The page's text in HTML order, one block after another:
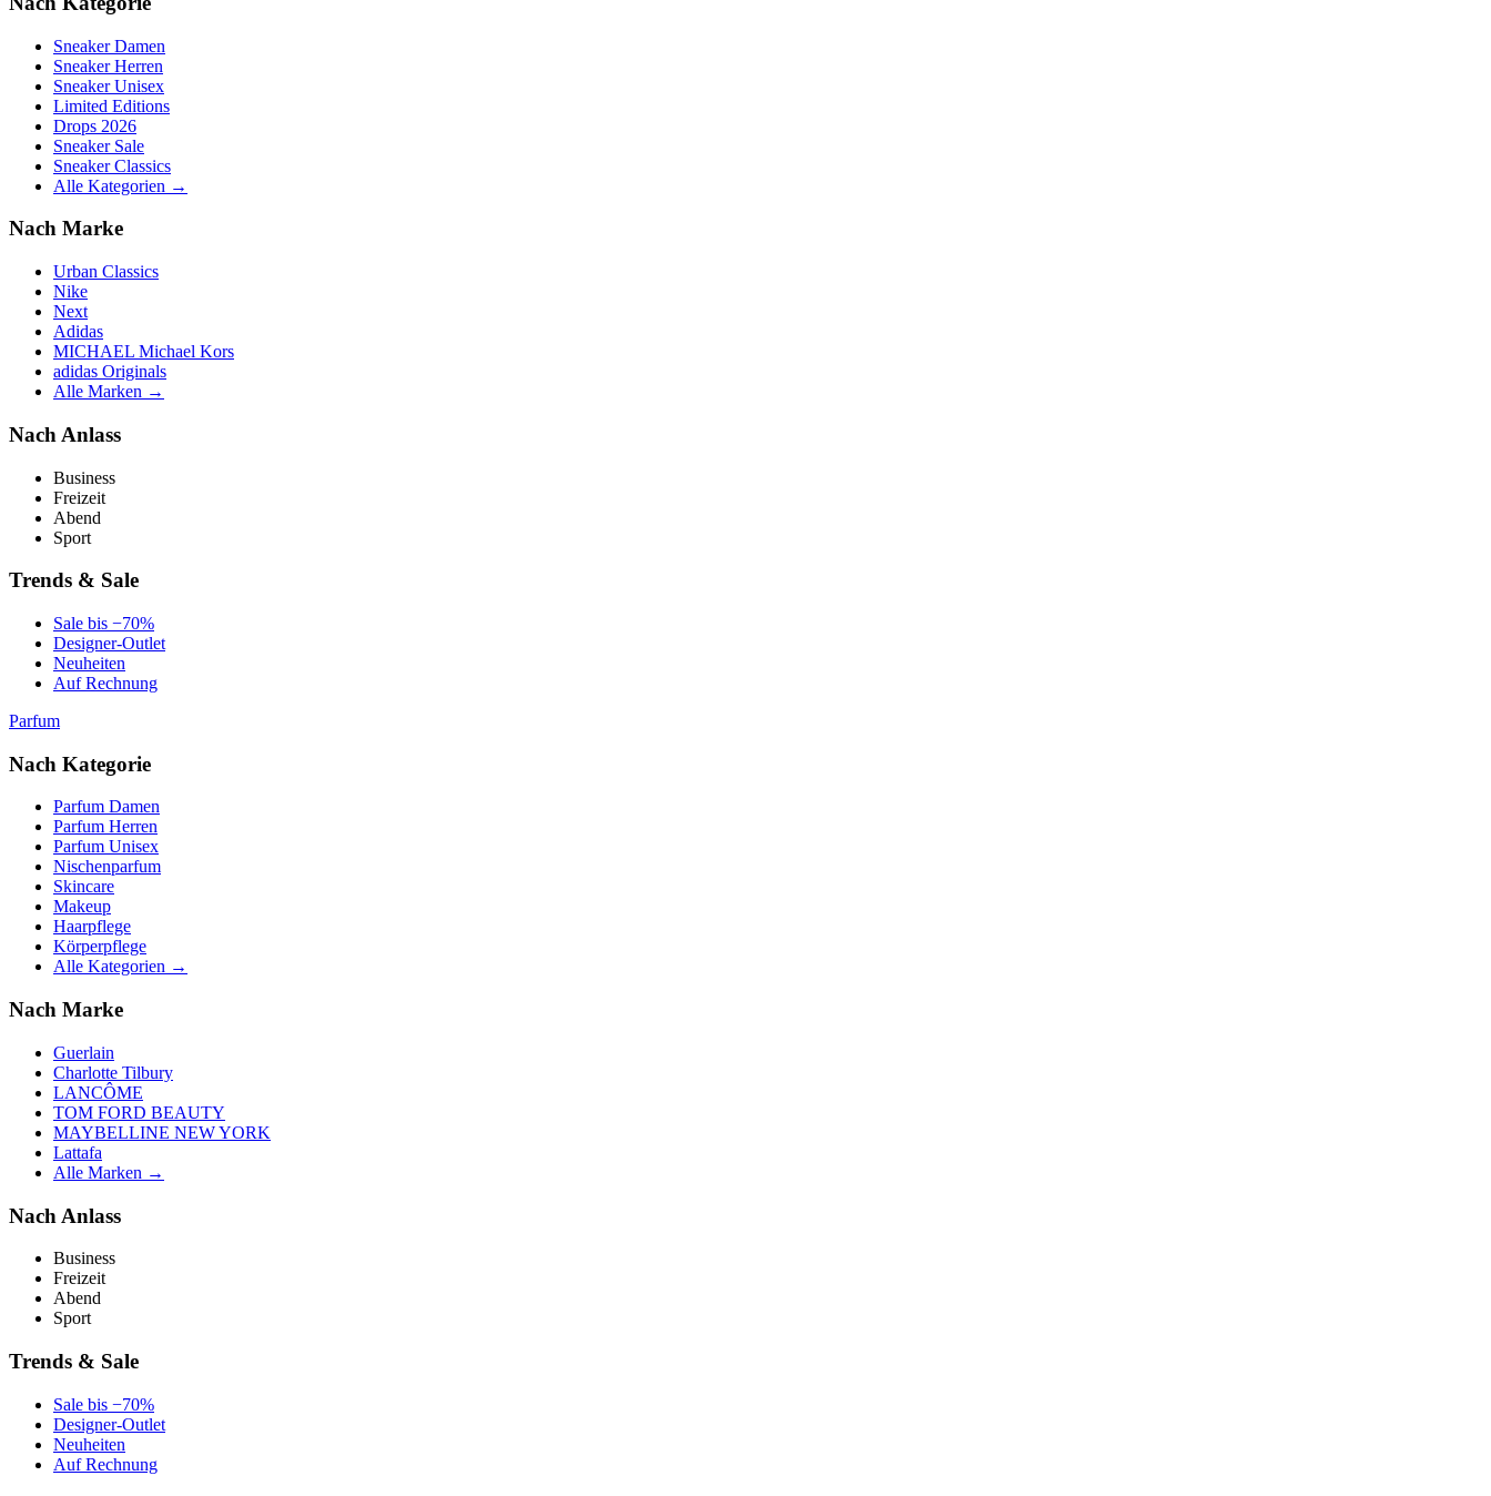
Sneaker Damen
Sneaker Herren
Sneaker Unisex
Limited Editions
Drops 2026
Sneaker Sale
Sneaker Classics
Alle Kategorien →
Nach Marke
Urban Classics
Nike
Next
Adidas
MICHAEL Michael Kors
adidas Originals
Alle Marken →
Nach Anlass
Business
Freizeit
Abend
Sport
Trends & Sale
Sale bis −70%
Designer-Outlet
Neuheiten
Auf Rechnung
Parfum
Nach Kategorie
Parfum Damen
Parfum Herren
Parfum Unisex
Nischenparfum
Skincare
Makeup
Haarpflege
Körperpflege
Alle Kategorien →
Nach Marke
Guerlain
Charlotte Tilbury
LANCÔME
TOM FORD BEAUTY
MAYBELLINE NEW YORK
Lattafa
Alle Marken →
Nach Anlass
Business
Freizeit
Abend
Sport
Trends & Sale
Sale bis −70%
Designer-Outlet
Neuheiten
Auf Rechnung